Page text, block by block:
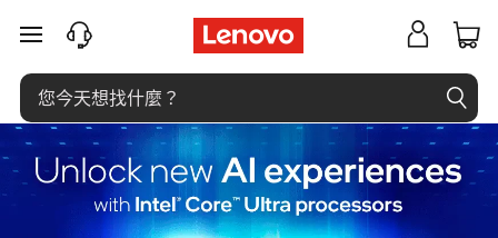
什
么
是
资
跳至主要內容